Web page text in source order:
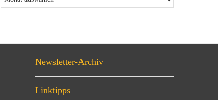
Newsletter-Archiv
Linktipps